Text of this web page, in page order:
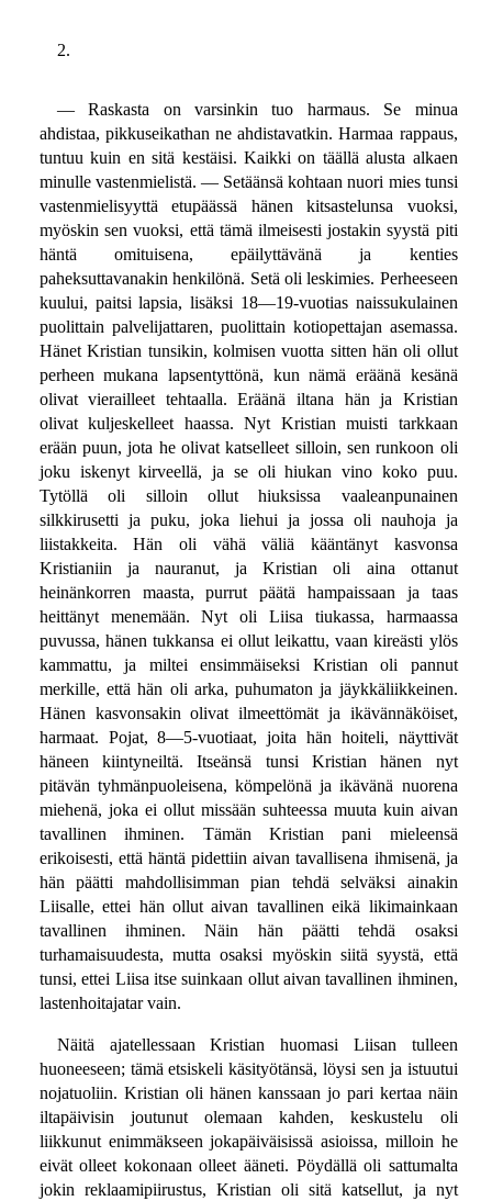
2.
— Raskasta on varsinkin tuo harmaus. Se minua
ahdistaa, pikkuseikathan ne ahdistavatkin. Harmaa rappaus,
tuntuu kuin en sitä kestäisi. Kaikki on täällä alusta alkaen
minulle vastenmielistä. — Setäänsä kohtaan nuori mies tunsi
vastenmielisyyttä etupäässä hänen kitsastelunsa vuoksi,
myöskin sen vuoksi, että tämä ilmeisesti jostakin syystä piti
häntä omituisena, epäilyttävänä ja kenties
paheksuttavanakin henkilönä. Setä oli leskimies. Perheeseen
kuului, paitsi lapsia, lisäksi 18—19-vuotias naissukulainen
puolittain palvelijattaren, puolittain kotiopettajan asemassa.
Hänet Kristian tunsikin, kolmisen vuotta sitten hän oli ollut
perheen mukana lapsentyttönä, kun nämä eräänä kesänä
olivat vierailleet tehtaalla. Eräänä iltana hän ja Kristian
olivat kuljeskelleet haassa. Nyt Kristian muisti tarkkaan
erään puun, jota he olivat katselleet silloin, sen runkoon oli
joku iskenyt kirveellä, ja se oli hiukan vino koko puu.
Tytöllä oli silloin ollut hiuksissa vaaleanpunainen
silkkirusetti ja puku, joka liehui ja jossa oli nauhoja ja
liistakkeita. Hän oli vähä väliä kääntänyt kasvonsa
Kristianiin ja nauranut, ja Kristian oli aina ottanut
heinänkorren maasta, purrut päätä hampaissaan ja taas
heittänyt menemään. Nyt oli Liisa tiukassa, harmaassa
puvussa, hänen tukkansa ei ollut leikattu, vaan kireästi ylös
kammattu, ja miltei ensimmäiseksi Kristian oli pannut
merkille, että hän oli arka, puhumaton ja jäykkäliikkeinen.
Hänen kasvonsakin olivat ilmeettömät ja ikävännäköiset,
harmaat. Pojat, 8—5-vuotiaat, joita hän hoiteli, näyttivät
häneen kiintyneiltä. Itseänsä tunsi Kristian hänen nyt
pitävän tyhmänpuoleisena, kömpelönä ja ikävänä nuorena
miehenä, joka ei ollut missään suhteessa muuta kuin aivan
tavallinen ihminen. Tämän Kristian pani mieleensä
erikoisesti, että häntä pidettiin aivan tavallisena ihmisenä, ja
hän päätti mahdollisimman pian tehdä selväksi ainakin
Liisalle, ettei hän ollut aivan tavallinen eikä likimainkaan
tavallinen ihminen. Näin hän päätti tehdä osaksi
turhamaisuudesta, mutta osaksi myöskin siitä syystä, että
tunsi, ettei Liisa itse suinkaan ollut aivan tavallinen ihminen,
lastenhoitajatar vain.
Näitä ajatellessaan Kristian huomasi Liisan tulleen
huoneeseen; tämä etsiskeli käsityötänsä, löysi sen ja istuutui
nojatuoliin. Kristian oli hänen kanssaan jo pari kertaa näin
iltapäivisin joutunut olemaan kahden, keskustelu oli
liikkunut enimmäkseen jokapäiväisissä asioissa, milloin he
eivät olleet kokonaan olleet ääneti. Pöydällä oli sattumalta
jokin reklaamipiirustus, Kristian oli sitä katsellut, ja nyt